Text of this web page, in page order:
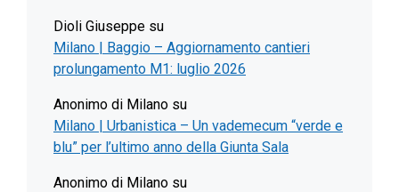
Dioli Giuseppe su
Milano | Baggio – Aggiornamento cantieri
prolungamento M1: luglio 2026
Anonimo di Milano su
Milano | Urbanistica – Un vademecum “verde e
blu” per l’ultimo anno della Giunta Sala
Anonimo di Milano su